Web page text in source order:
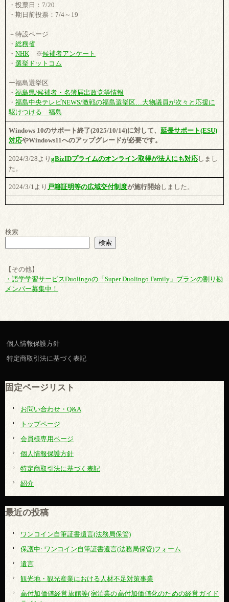
・投票日：7/20
・期日前投票：7/4～19
－特設ページ
・ 総務省
・ NHK ※候補者アンケート
・ 選挙ドットコム
ー福島選挙区
・ 福島県/候補者・名簿届出政党等情報
・ 福島中央テレビNEWS/激戦の福島選挙区…大物議員が次々と応援に
駆けつける 福島
Windows 10のサポート終了(2025/10/14)に対して、 延長サポート(ESU)
対応やWindows11へのアップグレードが必要です。
2024/3/28より gBizIDプライムのオンライン取得が法人にも対応 しまし
た。
2024/3/1より 戸籍証明等の広域交付制度が施行開始しました。
検索
検索
【その他】
・語学学習サービスDuolingoの「Super Duolingo Family」プランの割り勘
メンバー募集中！
個人情報保護方針
特定商取引法に基づく表記
固定ページリスト
お問い合わせ・Q&A
トップページ
会員様専用ページ
個人情報保護方針
特定商取引法に基づく表記
紹介
最近の投稿
ワンコイン自筆証書遺言(法務局保管)
保護中: ワンコイン自筆証書遺言(法務局保管)フォーム
遺言
観光地・観光産業における人材不足対策事業
高付加価値経営旅館等(宿泊業の高付加価値化のための経営ガイド